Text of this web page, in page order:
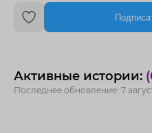
Активные истории:
Последнее обновление: 7